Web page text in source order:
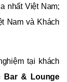
nhất Việt Nam;
Nam và Khách
tại khách
Bar & Lounge